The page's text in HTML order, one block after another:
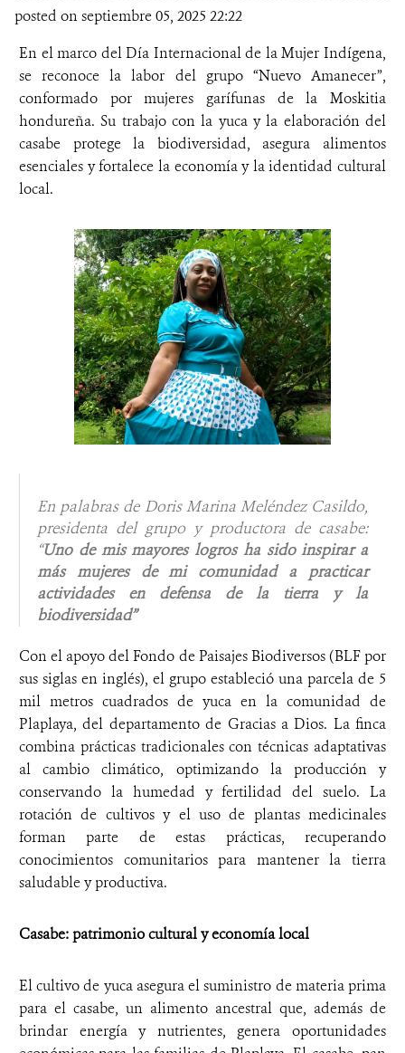
posted on septiembre 05, 2025 22:22
En el marco del Día Internacional de la Mujer Indígena,
se reconoce la labor del grupo “Nuevo Amanecer”,
conformado por mujeres garífunas de la Moskitia
hondureña. Su trabajo con la yuca y la elaboración del
casabe protege la biodiversidad, asegura alimentos
esenciales y fortalece la economía y la identidad cultural
local.
En palabras de Doris Marina Meléndez Casildo,
presidenta del grupo y productora de casabe:
“Uno de mis mayores logros ha sido inspirar a
más mujeres de mi comunidad a practicar
actividades en defensa de la tierra y la
biodiversidad”
Con el apoyo del Fondo de Paisajes Biodiversos (BLF por
sus siglas en inglés), el grupo estableció una parcela de 5
mil metros cuadrados de yuca en la comunidad de
Plaplaya, del departamento de Gracias a Dios. La finca
combina prácticas tradicionales con técnicas adaptativas
al cambio climático, optimizando la producción y
conservando la humedad y fertilidad del suelo. La
rotación de cultivos y el uso de plantas medicinales
forman parte de estas prácticas, recuperando
conocimientos comunitarios para mantener la tierra
saludable y productiva.
Casabe: patrimonio cultural y economía local
El cultivo de yuca asegura el suministro de materia prima
para el casabe, un alimento ancestral que, además de
brindar energía y nutrientes, genera oportunidades